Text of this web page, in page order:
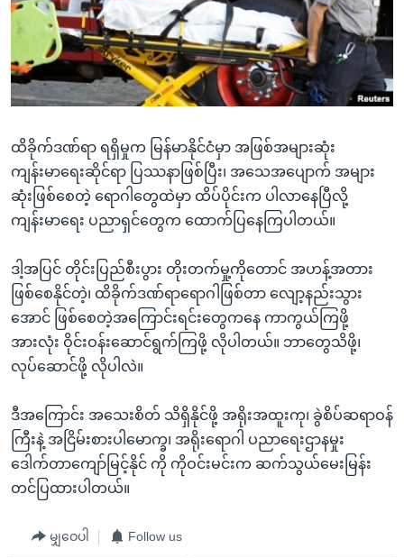
ပင်မ
ညွန်း
စာမျက်နှာ
ကျော်
ကြည့်
ရှာဖွေ
နေရာ
သို့
ကျော်
ရုပ်ရှင်ထဲက အင်္ဂလိပ်စာ
သုတပဒေသာ အင်္ဂလိပ်စာ
တီဗွီ
ရေဒီယို/တီဗွီအစီအစဉ်
Learning English
ဘာသာစကားများ
ထိခိုက်ဒဏ်ရာ ရရှိမှုက မြန်မာနိုင်ငံမှာ အဖြစ်အများဆုံး
ကျန်းမာရေးဆိုင်ရာ ပြဿနာဖြစ်ပြီး၊ အသေအပျောက် အများ
ဆုံးဖြစ်စေတဲ့ ရောဂါတွေထဲမှာ ထိပ်ပိုင်းက ပါလာနေပြီလို့
ကျန်းမာရေး ပညာရှင်တွေက ထောက်ပြနေကြပါတယ်။
ဒါ့အပြင် တိုင်းပြည်စီးပွား တိုးတက်မှု့ကိုတောင် အဟန့်အတား
ဖြစ်စေနိုင်တဲ့၊ ထိခိုက်ဒဏ်ရာရောဂါဖြစ်တာ လျော့နည်းသွား
အောင် ဖြစ်စေတဲ့အကြောင်းရင်းတွေကနေ ကာကွယ်ကြဖို့
အားလုံး ဝိုင်းဝန်းဆောင်ရွက်ကြဖို့ လိုပါတယ်။ ဘာတွေသိဖို့၊
လုပ်ဆောင်ဖို့ လိုပါလဲ။
ဒီအကြောင်း အသေးစိတ် သိရှိနိုင်ဖို့ အရိုးအထူးကု၊ ခွဲစိပ်ဆရာဝန်
ကြီးနဲ့ အငြိမ်းစားပါမောက္ခ၊ အရိုးရောဂါ ပညာရေးဌာနမှုး
ဒေါက်တာကျော်မြင့်နိုင် ကို ကိုဝင်းမင်းက ဆက်သွယ်မေးမြန်း
တင်ပြထားပါတယ်။
မျှဝေပါ Follow us